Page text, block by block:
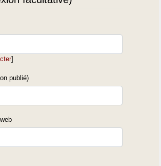
]
publié)